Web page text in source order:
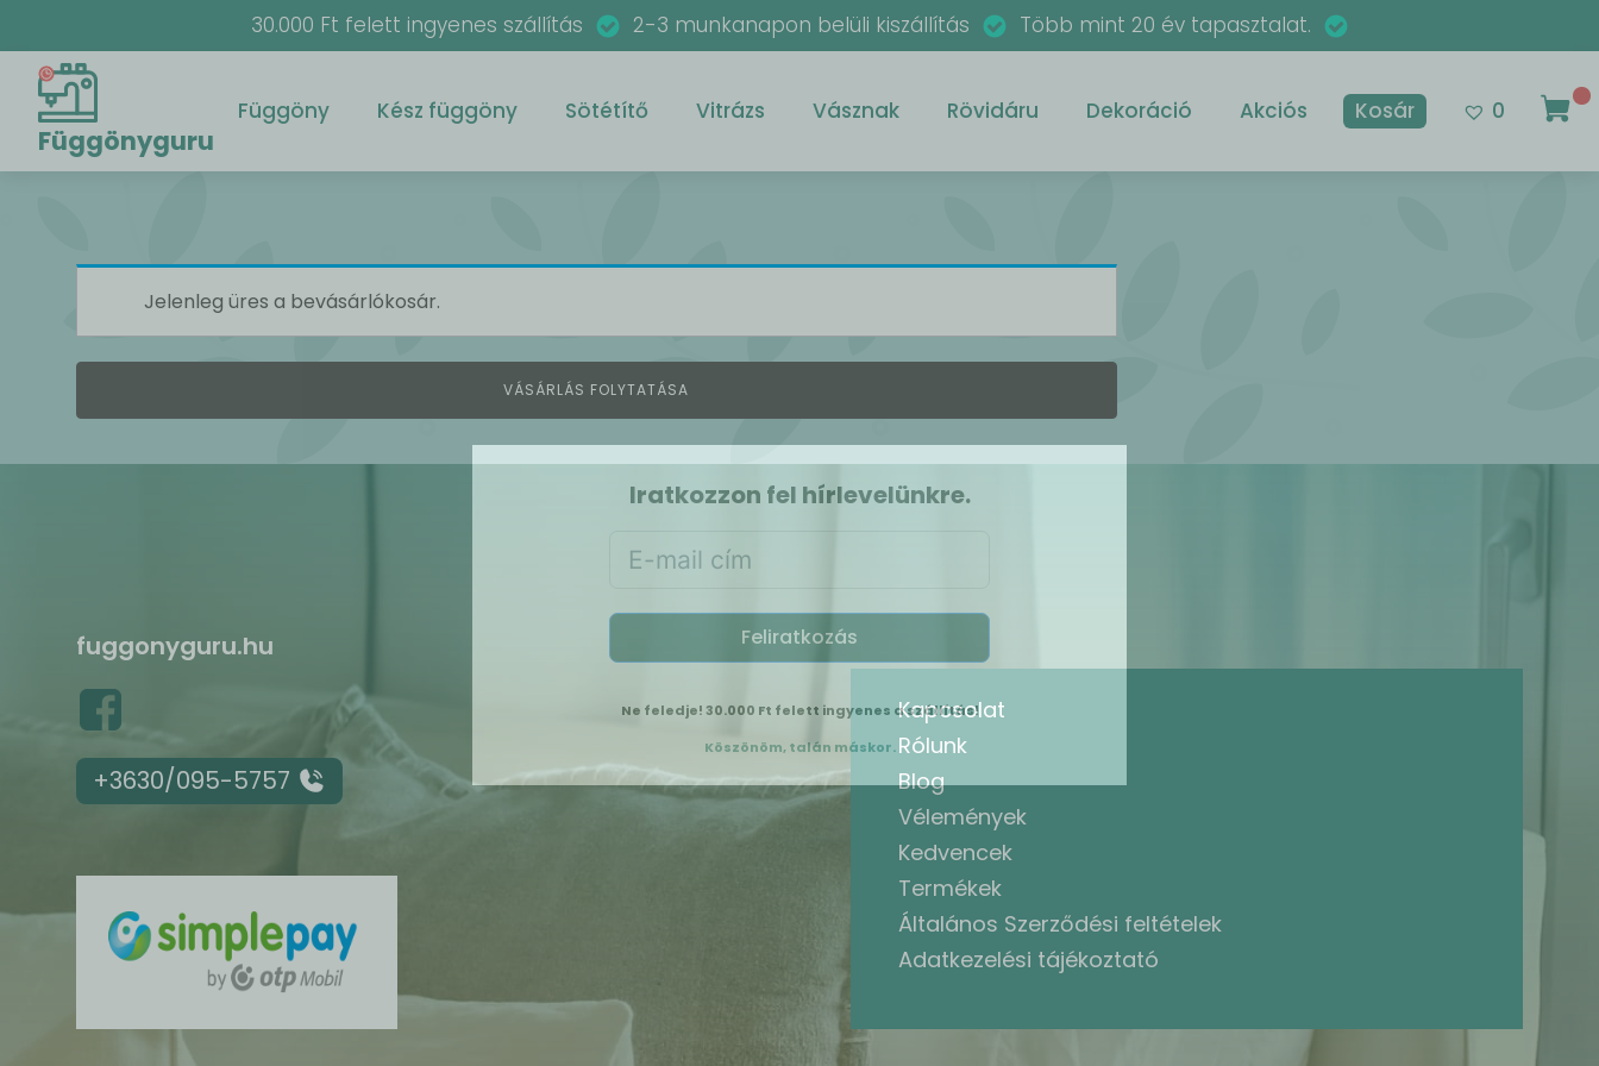
30.000 Ft felett ingyenes szállítás 2-3 munkanapon belüli kiszállítás Több mint 20 év tapasztalat.
Függönyguru
Függöny Kész függöny Sötétítő Vitrázs Vásznak Rövidáru Dekoráció Akciós Kosár 0
Jelenleg üres a bevásárlókosár.
VÁSÁRLÁS FOLYTATÁSA
fuggonyguru.hu
+3630/095-5757
Kapcsolat
Rólunk
Blog
Vélemények
Kedvencek
Termékek
Általános Szerződési feltételek
Adatkezelési tájékoztató
Iratkozzon fel hírlevelünkre.
Feliratkozás
Ne feledje! 30.000 Ft felett ingyenes a szállítás!
Köszönöm, talán máskor.